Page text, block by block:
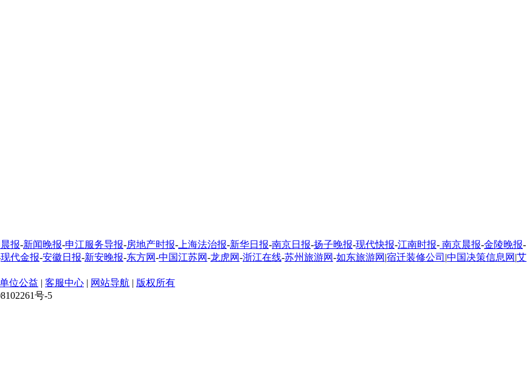
报-新闻晚报-申江服务导报-房地产时报- 上海法治报-新华日报-南京日报-扬子晚报-现代快报-江南时报- 南京晨报-金陵晚报-
现代金报-安徽日报-新安晚报-东方网-中国江苏网-龙虎网-浙江在线-苏州旅游网-如东旅游网 |宿迁装修公司 |中国决策信息网 |艾
单位公益 | 客服中心 | 网站导航 | 版权所有
号-5